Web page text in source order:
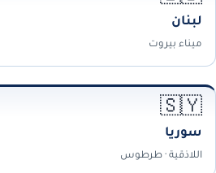
لبنان
ميناء بيروت
🇸🇾
سوريا
اللاذقية · طرطوس